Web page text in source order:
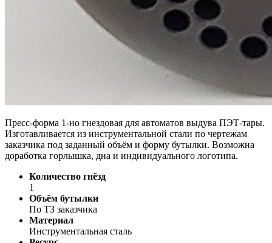
Пресс-форма 1-но гнездовая для автоматов выдува ПЭТ-тары.
Изготавливается из инструментальной стали по чертежам
заказчика под заданный объём и форму бутылки. Возможна
доработка горлышка, дна и индивидуального логотипа.
Количество гнёзд
1
Объём бутылки
По ТЗ заказчика
Материал
Инструментальная сталь